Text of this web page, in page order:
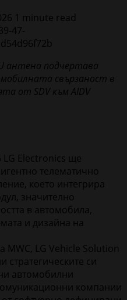
1 minute read
антена подчертава
свързаност в
от SDV към AIDV
LG Electronics ще
телематично
което интегрира
значително
в автомобила,
и дизайна на
MWC, LG Vehicle Solution
стратегическите си
автомобилни
компании